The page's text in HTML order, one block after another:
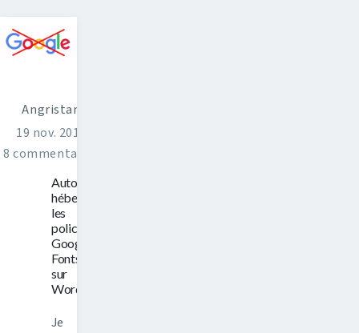
Angristan
19 nov. 2017
8 commentaires
Auto-
héberger
les
polices
Google
Fonts
sur
WordPress
Je